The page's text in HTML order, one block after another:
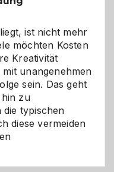
ist nicht mehr
möchten Kosten
Kreativität
unangenehmen
sein. Das geht
zu
die typischen
diese vermeiden